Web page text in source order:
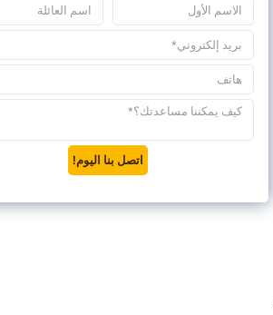
اتصل بنا اليوم!